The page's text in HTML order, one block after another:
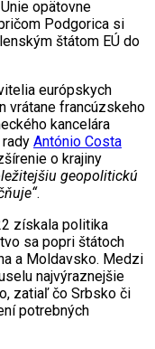
opätovne
Podgorica si
štátom EÚ do
európskych
vrátane francúzskeho
kancelára
António Costa
o krajiny
geopolitickú
.
získala politika
sa popri štátoch
a Moldavsko. Medzi
najvýraznejšie
zatiaľ čo Srbsko či
potrebných